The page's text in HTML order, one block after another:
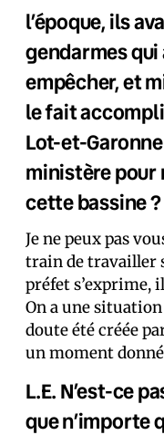
l’époque, ils
gendarmes qui
empêcher, et
le fait
Lot-et-
ministère
cette bassine ?
Je ne peux pas
train de travailler
préfet s’exprime,
On a une
doute été créée
un moment donné
L.E. N’est-ce
que n’importe